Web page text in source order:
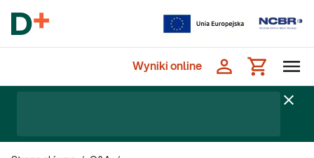
Wyniki online